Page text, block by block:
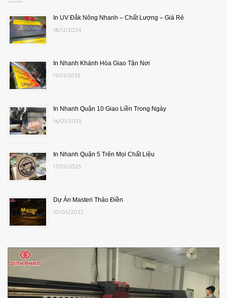
In UV Đắk Nông Nhanh – Chất Lượng – Giá Rẻ
18/12/2024
In Nhanh Khánh Hòa Giao Tận Nơi
11/01/2025
In Nhanh Quận 10 Giao Liền Trong Ngày
16/01/2025
In Nhanh Quận 5 Trên Mọi Chất Liệu
17/01/2025
Dự Án Masteri Thảo Điền
10/05/2022